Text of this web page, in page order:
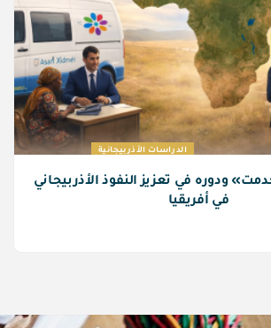
الدراسات الأذربيجانية
ودوره في تعزيز النفوذ الأذربيجاني
في أفريقيا